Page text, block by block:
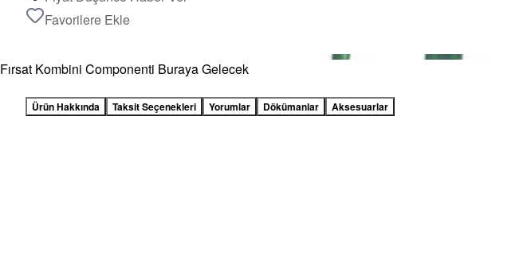
Favorilere Ekle
Fırsat Kombini Componenti Buraya Gelecek
Ürün Hakkında Taksit Seçenekleri Yorumlar Dökümanlar Aksesuarlar